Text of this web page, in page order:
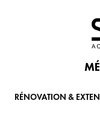
RÉNOVATION &